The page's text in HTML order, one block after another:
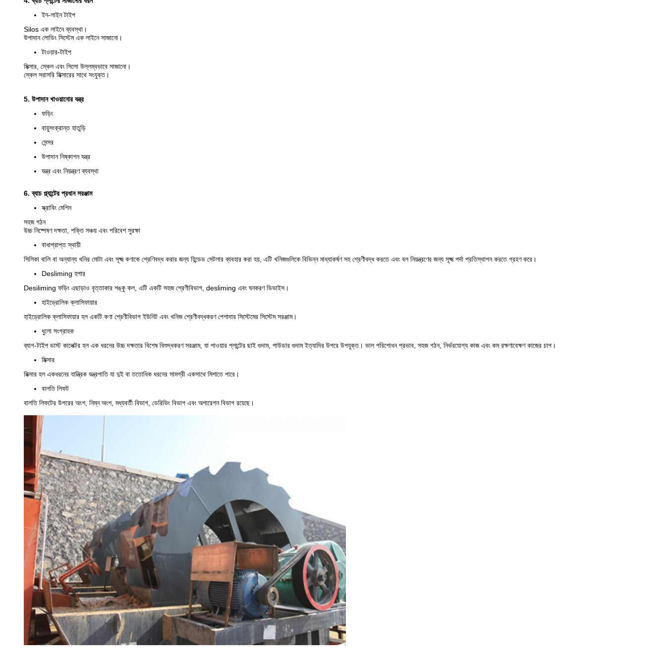
ইন-লাইন টাইপ
Silos এক লাইনে ব্যবস্থা।
উপাদান লোডিং সিস্টেম এক লাইনে সাজানো।
টাওয়ার-টাইপ
মিক্সার, স্কেল এবং সিলো উল্লম্বভাবে সাজানো।
স্কেল সরাসরি মিক্সারের সাথে সংযুক্ত।
5. উপাদান খাওয়ানোর যন্ত্র
ফড়িং
বায়ুসংক্রান্ত হাতুড়ি
সেন্সর
উপাদান নিষ্কাশন যন্ত্র
যন্ত্র এবং নিয়ন্ত্রণ ব্যবস্থা
6. ব্যাচ প্ল্যান্টের প্রধান সরঞ্জাম
স্ক্রাবিং মেশিন
সহজ গঠন
উচ্চ নিষ্পেষণ দক্ষতা, শক্তি সঞ্চয় এবং পরিবেশ সুরক্ষা
বাধাপ্রাপ্ত স্থায়ী
সিলিকা বালি বা অন্যান্য খনির মোটা এবং সূক্ষ্ম কণাকে শ্রেণিবদ্ধ করার জন্য হিন্ডেড সেটলার ব্যবহার করা হয়, এটি খনিজগুলিকে বিভিন্ন মাধ্যাকর্ষণ সহ শ্রেণীবদ্ধ করতে এবং বল নিয়ন্ত্রণের জন্য সূক্ষ্ম পর্দা প্রতিস্থাপন করতে গ্রহণ করে।
Desliming হপার
Desiliming ফড়িং এছাড়াও বৃত্তাকার শঙ্কু কল, এটি একটি সহজ শ্রেণীবিভাগ, desliming এবং ঘনকরণ ডিভাইস।
হাইড্রোলিক ক্লাসিফায়ার
হাইড্রোলিক ক্লাসিফায়ার হল একটি কণা শ্রেণীবিভাগ ইউনিট এবং খনিজ শ্রেণীবদ্ধকরণ পেশাদার সিস্টেমের সিস্টেম সরঞ্জাম।
ধুলো সংগ্রাহক
ব্যাগ-টাইপ ডাস্ট কালেক্টর হল এক ধরনের উচ্চ দক্ষতার বিশেষ বিশুদ্ধকরণ সরঞ্জাম, যা পাওয়ার প্লান্টের ছাই গুদাম, পাউডার গুদাম ইত্যাদির উপরে উপযুক্ত। ভাল পরিশোধন প্রভাব, সহজ গঠন, নির্ভরযোগ্য কাজ এবং কম রক্ষণাবেক্ষণ কাজের চাপ।
মিক্সার
মিক্সার হল একধরনের যান্ত্রিক যন্ত্রপাতি যা দুই বা ততোধিক ধরনের সামগ্রী একসাথে মিশাতে পারে।
বালতি লিফট
বালতি লিফটের উপরের অংশ, নিম্ন অংশ, মধ্যবর্তী বিভাগ, ডেরিভিং বিভাগ এবং অপারেশন বিভাগ রয়েছে।